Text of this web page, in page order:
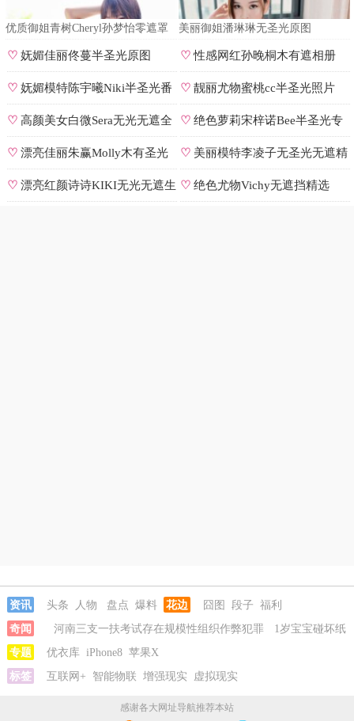
优质御姐青树Cheryl孙梦怡零遮罩
美丽御姐潘琳琳无圣光原图
♡妩媚佳丽佟蔓半圣光原图 ♡性感网红孙晚桐木有遮相册
♡妩媚模特陈宇曦Niki半圣光番
号
♡ 靓丽尤物蜜桃cc半圣光照片
♡高颜美女白微Sera无光无遮全
集
♡ 绝色萝莉宋梓诺Bee半圣光专
辑
♡漂亮佳丽朱赢Molly木有圣光
原图
♡ 美丽模特李凌子无圣光无遮精
选
♡漂亮红颜诗诗KIKI无光无遮生 ♡ 绝色尤物Vichy无遮挡精选
资讯 头条 人物 盘点 爆料 花边 囧图 段子 福利
奇闻
河南三支一扶考试存在规模性组织作弊犯罪
1岁宝宝碰坏纸
巾盒三亚酒店索赔924元
女子开一天一夜空调后二氧化碳中毒
拖欠3700万致市政工程停工
26岁女儿谈47岁妈妈突然产女
专题 优衣库 iPhone8 苹果X
标签
互联网+ 智能物联 增强现实 虚拟现实
感谢各大网址导航推荐本站